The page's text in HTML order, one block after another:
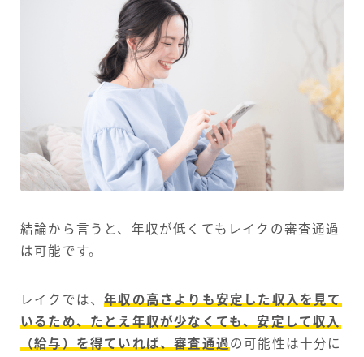
結論から言うと、年収が低くてもレイクの審査通過
は可能です。
レイクでは、年収の高さよりも安定した収入を見て
いるため、たとえ年収が少なくても、安定して収入
（給与）を得ていれば、審査通過の可能性は十分に